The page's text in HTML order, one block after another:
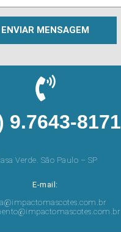
ENVIAR MENSAGEM
9.7643-8171
Verde. São Paulo – SP
E-mail: